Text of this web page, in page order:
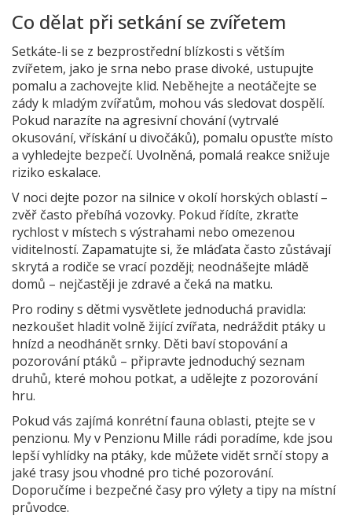
Co dělat při setkání se zvířetem
Setkáte-li se z bezprostřední blízkosti s větším
zvířetem, jako je srna nebo prase divoké, ustupujte
pomalu a zachovejte klid. Neběhejte a neotáčejte se
zády k mladým zvířatům, mohou vás sledovat dospělí.
Pokud narazíte na agresivní chování (vytrvalé
okusování, vřískání u divočáků), pomalu opusťte místo
a vyhledejte bezpečí. Uvolněná, pomalá reakce snižuje
riziko eskalace.
V noci dejte pozor na silnice v okolí horských oblastí –
zvěř často přebíhá vozovky. Pokud řídíte, zkraťte
rychlost v místech s výstrahami nebo omezenou
viditelností. Zapamatujte si, že mláďata často zůstávají
skrytá a rodiče se vrací později; neodnášejte mládě
domů – nejčastěji je zdravé a čeká na matku.
Pro rodiny s dětmi vysvětlete jednoduchá pravidla:
nezkoušet hladit volně žijící zvířata, nedráždit ptáky u
hnízd a neodhánět srnky. Děti baví stopování a
pozorování ptáků – připravte jednoduchý seznam
druhů, které mohou potkat, a udělejte z pozorování
hru.
Pokud vás zajímá konrétní fauna oblasti, ptejte se v
penzionu. My v Penzionu Mille rádi poradíme, kde jsou
lepší vyhlídky na ptáky, kde můžete vidět srnčí stopy a
jaké trasy jsou vhodné pro tiché pozorování.
Doporučíme i bezpečné časy pro výlety a tipy na místní
průvodce.